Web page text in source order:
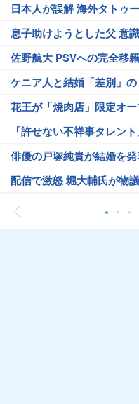
日本人が誤解 海外タトゥ
息子助けようとした父 意
佐野航大 PSVへの完全移
ケニア人と結婚「差別」
花王が「焼肉店」限定オー
「許せない不祥事タレン
俳優の戸塚純貴が結婚を
配信で激怒 堀大輔氏が物議